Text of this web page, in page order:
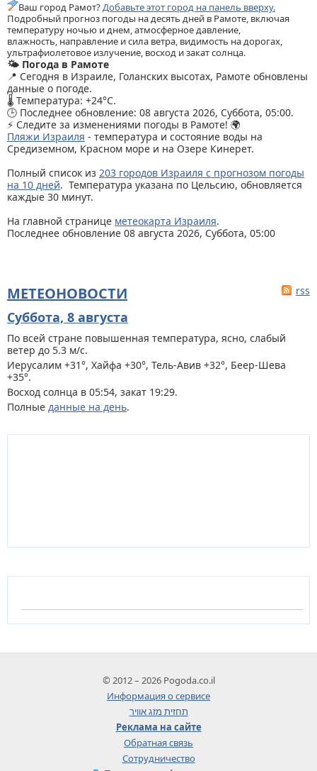
Ваш город Рамот?Добавьте этот город на панель вверху.
Подробный прогноз погоды на десять дней в Рамоте, включая
температуру ночью и днем, атмосферное давление,
влажность, направление и сила ветра, видимость на дорогах,
ультрафиолетовое излучение, восход и закат солнца.
🌤️ Погода в Рамоте
📍 Сегодня в Израиле, Голанских высотах, Рамоте обновлены
данные о погоде.
🌡️ Температура: +24°C.
🕒 Последнее обновление: 08 августа 2026, Суббота, 05:00.
⚡ Следите за изменениями погоды в Рамоте! 🌍
Пляжи Израиля - температура и состояние воды на
Средиземном, Красном море и на Озере Кинерет.
Полный список из 203 городов Израиля с прогнозом погоды
на 10 дней. Температура указана по Цельсию, обновляется
каждые 30 минут.
На главной странице метеокарта Израиля.
Последнее обновление 08 августа 2026, Суббота, 05:00
МЕТЕОНОВОСТИ rss
Суббота, 8 августа
По всей стране повышенная температура, ясно, слабый
ветер до 5.3 м/с.
Иерусалим +31°, Хайфа +30°, Тель-Авив +32°, Беер-Шева
+35°.
Восход солнца в 05:54, закат 19:29.
Полные данные на день.
© 2012 – 2026 Pogoda.co.il
Информация о сервисе
תחזית מזג אוויר
Реклама на сайте
Обратная связь
Сотрудничество